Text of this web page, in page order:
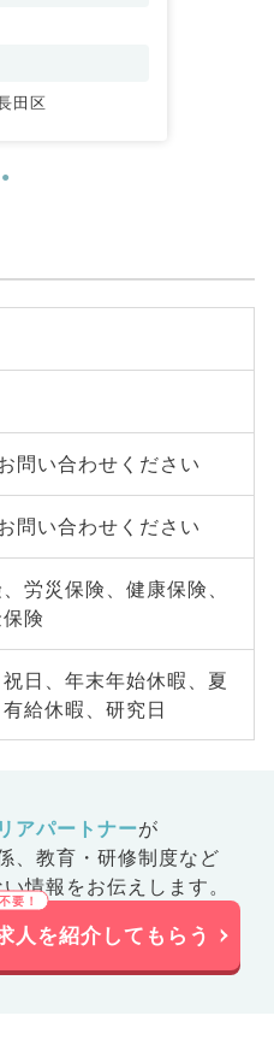
田区
問い合わせください
問い合わせください
労災保険、健康保険、
険
日、年末年始休暇、夏
給休暇、研究日
アパートナーが
教育・研修制度など
情報をお伝えします。
人を紹介してもらう